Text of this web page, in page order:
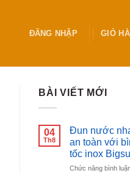
ĐĂNG NHẬP GIỎ
BÀI VIẾT MỚI
04
Th8
Đun nước
an toàn với
tốc inox
Chức năng bình